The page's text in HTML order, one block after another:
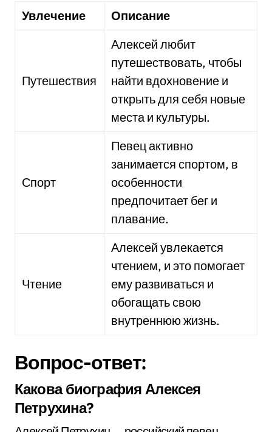
Увлечение Описание
Путешествия
Алексей любит
путешествовать, чтобы
найти вдохновение и
открыть для себя новые
места и культуры.
Спорт
Певец активно
занимается спортом, в
особенности
предпочитает бег и
плавание.
Чтение
Алексей увлекается
чтением, и это помогает
ему развиваться и
обогащать свою
внутреннюю жизнь.
Вопрос-ответ:
Какова биография Алексея
Петрухина?